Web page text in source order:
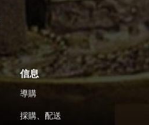
信息
導購
採購、配送